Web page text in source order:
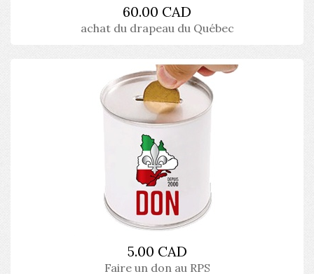
60.00 CAD
achat du drapeau du Québec
5.00 CAD
Faire un don au RPS